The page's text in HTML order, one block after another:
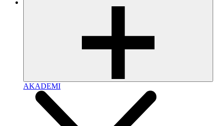
AKADEMI